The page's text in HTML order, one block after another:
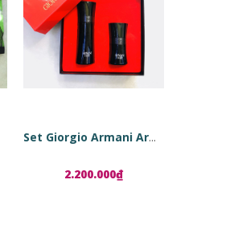
Set Giorgio Armani Armani Code
2.200.000₫